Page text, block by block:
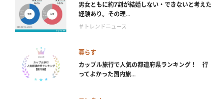
男女ともに約7割が結婚しない・できないと考えた
経験あり。その理...
＃トレンドニュース
暮らす
カップル旅行で人気の都道府県ランキング！ 行
ってよかった国内旅...